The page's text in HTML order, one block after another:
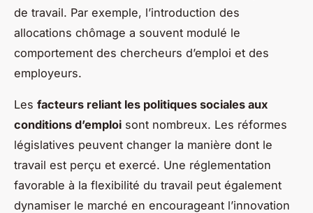
de travail. Par exemple, l’introduction des
allocations chômage a souvent modulé le
comportement des chercheurs d’emploi et des
employeurs.
Les facteurs reliant les politiques sociales aux
conditions d’emploi sont nombreux. Les réformes
législatives peuvent changer la manière dont le
travail est perçu et exercé. Une réglementation
favorable à la flexibilité du travail peut également
dynamiser le marché en encourageant l’innovation